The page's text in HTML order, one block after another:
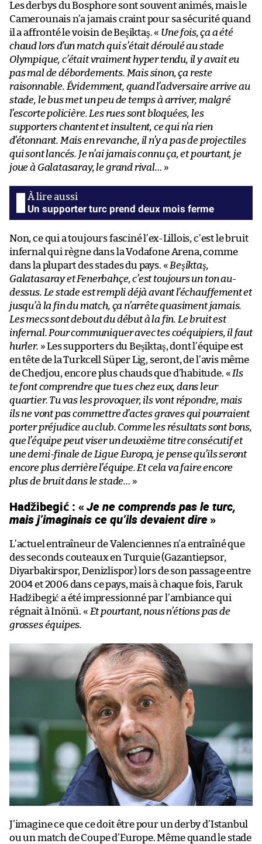
Les derbys du Bosphore sont souvent animés, mais le
Camerounais n’a jamais craint pour sa sécurité quand
il a affronté le voisin de Beşiktaş. « Une fois, ça a été
chaud lors d’un match qui s’était déroulé au stade
Olympique, c’était vraiment hyper tendu, il y avait eu
pas mal de débordements. Mais sinon, ça reste
raisonnable. Évidemment, quand l’adversaire arrive au
stade, le bus met un peu de temps à arriver, malgré
l’escorte policière. Les rues sont bloquées, les
supporters chantent et insultent, ce qui n’a rien
d’étonnant. Mais en revanche, il n’y a pas de projectiles
qui sont lancés. Je n’ai jamais connu ça, et pourtant, je
joue à Galatasaray, le grand rival… »
Un supporter turc prend deux mois ferme
Non, ce qui a toujours fasciné l’ex-Lillois, c’est le bruit
infernal qui règne dans la Vodafone Arena, comme
dans la plupart des stades du pays. « Beşiktaş,
Galatasaray et Fenerbahçe, c’est toujours un ton au-
dessus. Le stade est rempli déjà avant l’échauffement et
jusqu’à la fin du match, ça n’arrête quasiment jamais.
Les mecs sont debout du début à la fin. Le bruit est
infernal. Pour communiquer avec tes coéquipiers, il faut
hurler. » Les supporters du Beşiktaş, dont l’équipe est
en tête de la Turkcell Süper Lig, seront, de l’avis même
de Chedjou, encore plus chauds que d’habitude. « Ils
te font comprendre que tu es chez eux, dans leur
quartier. Tu vas les provoquer, ils vont répondre, mais
ils ne vont pas commettre d’actes graves qui pourraient
porter préjudice au club. Comme les résultats sont bons,
que l’équipe peut viser un deuxième titre consécutif et
une demi-finale de Ligue Europa, je pense qu’ils seront
encore plus derrière l’équipe. Et cela va faire encore
plus de bruit dans le stade… »
Hadžibegić : «Je ne comprends pas le turc,
mais j’imaginais ce qu’ils devaient dire»
L’actuel entraîneur de Valenciennes n’a entraîné que
des seconds couteaux en Turquie (Gazantiepsor,
Diyarbakirspor, Denizlispor) lors de son passage entre
2004 et 2006 dans ce pays, mais à chaque fois, Faruk
Hadžibegić a été impressionné par l’ambiance qui
régnait à Inönü. « Et pourtant, nous n’étions pas de
grosses équipes.
J’imagine ce que ce doit être pour un derby d’Istanbul
ou un match de Coupe d’Europe. Même quand le stade